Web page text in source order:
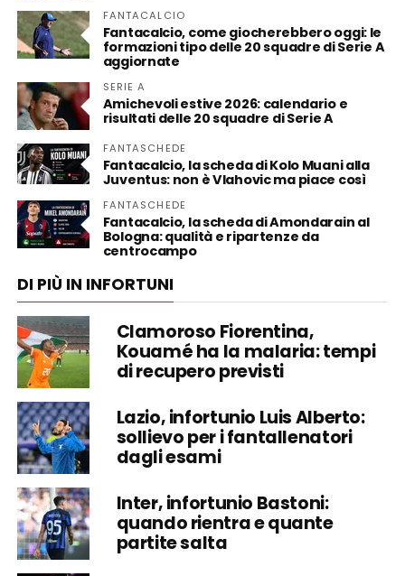
FANTACALCIO
Fantacalcio, come giocherebbero oggi: le
formazioni tipo delle 20 squadre di Serie A
aggiornate
SERIE A
Amichevoli estive 2026: calendario e
risultati delle 20 squadre di Serie A
FANTASCHEDE
Fantacalcio, la scheda di Kolo Muani alla
Juventus: non è Vlahovic ma piace così
FANTASCHEDE
Fantacalcio, la scheda di Amondarain al
Bologna: qualità e ripartenze da
centrocampo
DI PIÙ IN INFORTUNI
Clamoroso Fiorentina,
Kouamé ha la malaria: tempi
di recupero previsti
Lazio, infortunio Luis Alberto:
sollievo per i fantallenatori
dagli esami
Inter, infortunio Bastoni:
quando rientra e quante
partite salta